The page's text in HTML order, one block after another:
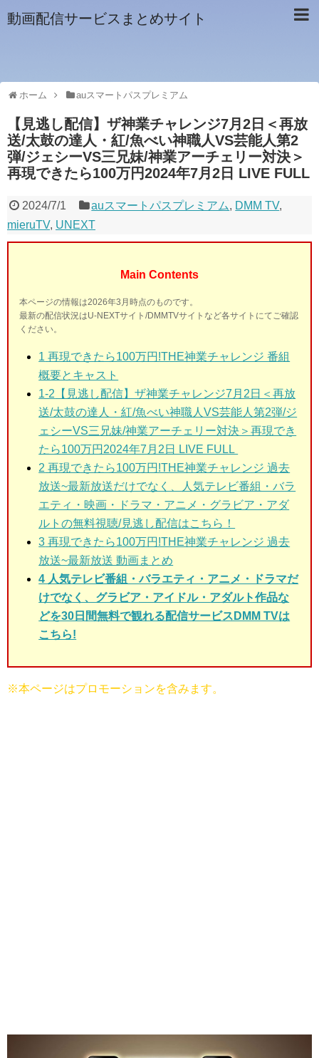
動画配信サービスまとめサイト
ホーム auスマートパスプレミアム
【見逃し配信】ザ神業チャレンジ7月2日＜再放
送/太鼓の達人・紅/魚べい神職人VS芸能人第2
弾/ジェシーVS三兄妹/神業アーチェリー対決＞
再現できたら100万円2024年7月2日 LIVE FULL
2024/7/1 auスマートパスプレミアム, DMM TV,
mieruTV, UNEXT
Main Contents
本ページの情報は2026年3月時点のものです。
最新の配信状況はU-NEXTサイト/DMMTVサイトなど各サイトにてご確認
ください。
1 再現できたら100万円!THE神業チャレンジ 番組
概要とキャスト
1-2 【見逃し配信】ザ神業チャレンジ7月2日＜再放
送/太鼓の達人・紅/魚べい神職人VS芸能人第2弾/ジ
ェシーVS三兄妹/神業アーチェリー対決＞再現でき
たら100万円2024年7月2日 LIVE FULL
2 再現できたら100万円!THE神業チャレンジ 過去
放送~最新放送だけでなく、人気テレビ番組・バラ
エティ・映画・ドラマ・アニメ・グラビア・アダ
ルトの無料視聴/見逃し配信はこちら！
3 再現できたら100万円!THE神業チャレンジ 過去
放送~最新放送 動画まとめ
4 人気テレビ番組・バラエティ・アニメ・ドラマだ
けでなく、グラビア・アイドル・アダルト作品な
どを30日間無料で観れる配信サービスDMM TVは
こちら!
※本ページはプロモーションを含みます。